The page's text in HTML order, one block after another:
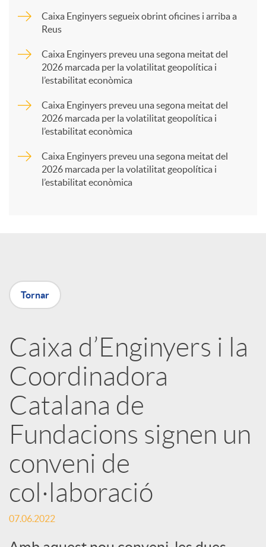
p
a
X
r
x
e
s
S
Caixa Enginyers segueix obrint oficines i arriba a
Reus
Caixa Enginyers preveu una segona meitat del
2026 marcada per la volatilitat geopolítica i
l’estabilitat econòmica
Caixa Enginyers preveu una segona meitat del
2026 marcada per la volatilitat geopolítica i
l’estabilitat econòmica
Caixa Enginyers preveu una segona meitat del
2026 marcada per la volatilitat geopolítica i
l’estabilitat econòmica
Tornar
Caixa d’Enginyers i la
Coordinadora
Catalana de
Fundacions signen un
conveni de
col·laboració
07.06.2022